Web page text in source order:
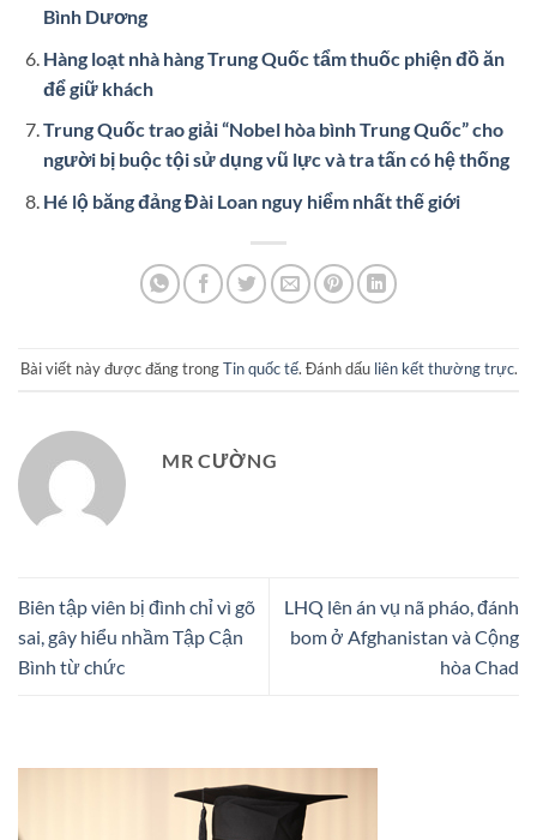
Bình Dương
Hàng loạt nhà hàng Trung Quốc tẩm thuốc phiện đồ ăn
để giữ khách
Trung Quốc trao giải “Nobel hòa bình Trung Quốc” cho
người bị buộc tội sử dụng vũ lực và tra tấn có hệ thống
Hé lộ băng đảng Đài Loan nguy hiểm nhất thế giới
Bài viết này được đăng trongTin quốc tế. Đánh dấu liên kết thường trực.
MR CƯỜNG
Biên tập viên bị đình chỉ vì gõ
sai, gây hiểu nhầm Tập Cận
Bình từ chức
LHQ lên án vụ nã pháo, đánh
bom ở Afghanistan và Cộng
hòa Chad